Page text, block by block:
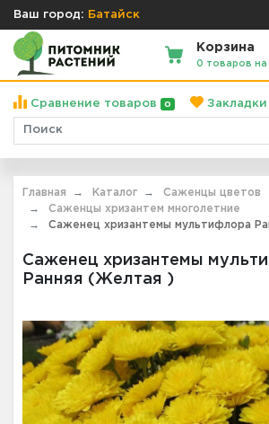
Ваш город: Батайск
Корзина
0 товаров на
Сравнение товаров 0 Закладки
Главная Каталог
Саженцы цветов
Саженцы хризантем многолетние
Саженец хризантемы мультифлора
Саженец хризантемы
Ранняя (Желтая )